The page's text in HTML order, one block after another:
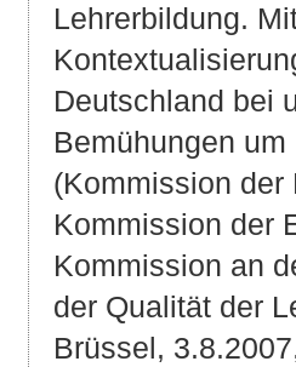
Lehrerbildung.
Deutschland bei
Bemühungen um
(Kommission der
Kommission der
Kommission an
der Qualität der
Brüssel,